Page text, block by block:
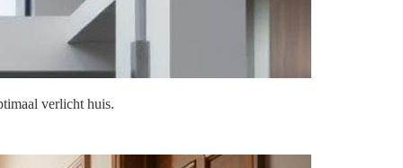
verlicht huis.